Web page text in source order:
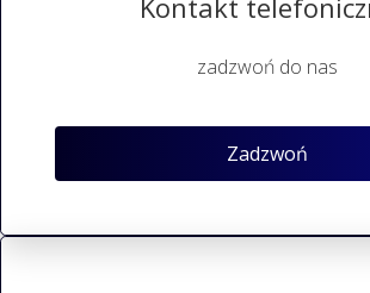
Kontakt
zadzwoń do nas
Zadzwoń